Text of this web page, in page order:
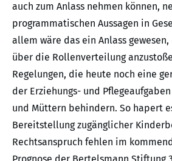
auch zum Anlass nehmen können,
programmatischen Aussagen in
allem wäre das ein Anlass gewesen,
über die Rollenverteilung
Regelungen, die heute noch eine
der Erziehungs- und
und Müttern behindern. So hapert
Bereitstellung zugänglicher
Rechtsanspruch fehlen im